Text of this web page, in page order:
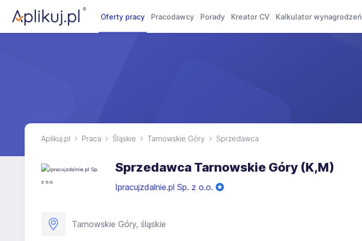
Oferty pracy Pracodawcy Porady Kreator CV Kalkulator wynagrodzeń
Aplikuj.pl Praca Śląskie Tarnowskie Góry Sprzedawca
Sprzedawca Tarnowskie Góry (K,M)
Ipracujzdalnie.pl Sp. z o.o.
Tarnowskie Góry, śląskie